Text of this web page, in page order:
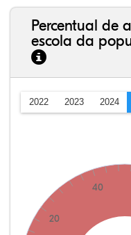
Percentual de
escola da
2022 2023 2024
20
40